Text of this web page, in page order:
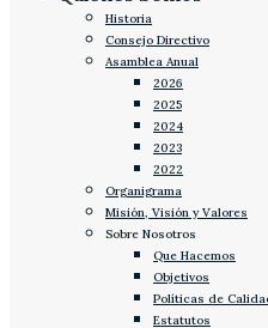
Historia
Consejo Directivo
Asamblea Anual
2026
2025
2024
2023
2022
Organigrama
Misión, Visión y Valores
Sobre Nosotros
Que Hacemos
Objetivos
Políticas de
Estatutos